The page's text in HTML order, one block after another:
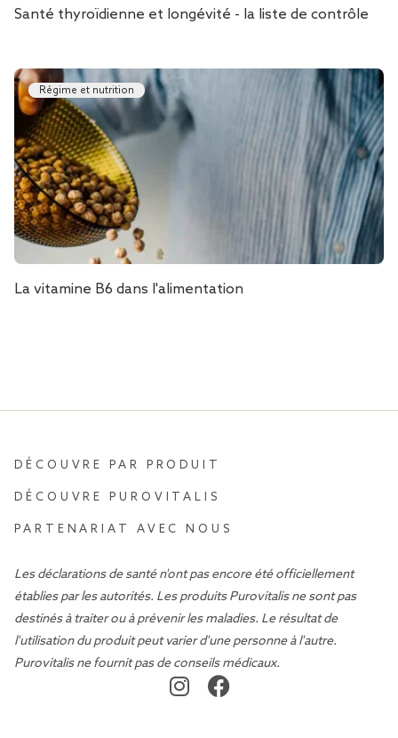
Santé thyroïdienne et longévité - la liste de contrôle
Régime et nutrition
La vitamine B6 dans l'alimentation
DÉCOUVRE PAR PRODUIT
DÉCOUVRE PUROVITALIS
PARTENARIAT AVEC NOUS
Les déclarations de santé n'ont pas encore été officiellement
établies par les autorités. Les produits Purovitalis ne sont pas
destinés à traiter ou à prévenir les maladies. Le résultat de
l'utilisation du produit peut varier d'une personne à l'autre.
Purovitalis ne fournit pas de conseils médicaux.